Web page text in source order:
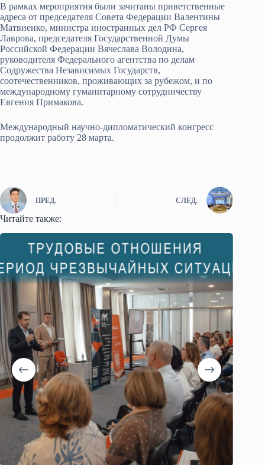
В рамках мероприятия были зачитаны приветственные
адреса от председателя Совета Федерации Валентины
Матвиенко, министра иностранных дел РФ Сергея
Лаврова, председателя Государственной Думы
Российской Федерации Вячеслава Володина,
руководителя Федерального агентства по делам
Содружества Независимых Государств,
соотечественников, проживающих за рубежом, и по
международному гуманитарному сотрудничеству
Евгения Примакова.
Международный научно-дипломатический конгресс
продолжит работу 28 марта.
ПРЕД. СЛЕД.
Читайте также: